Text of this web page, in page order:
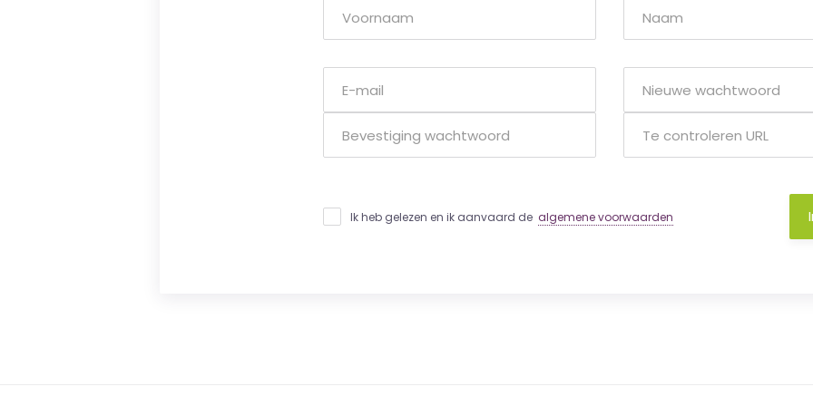
Ik heb gelezen en ik aanvaard de algemene voorwaarden